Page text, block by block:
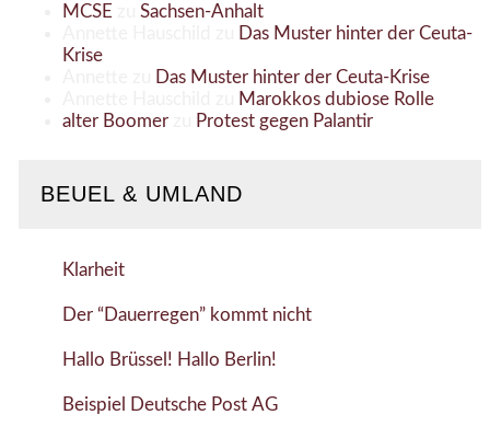
MCSE
Sachsen-Anhalt
Das Muster hinter der Ceuta-
Krise
Das Muster hinter der Ceuta-Krise
Marokkos dubiose Rolle
alter Boomerzu Protest gegen Palantir
BEUEL & UMLAND
Klarheit
Der “Dauerregen” kommt nicht
Hallo Brüssel! Hallo Berlin!
Beispiel Deutsche Post AG